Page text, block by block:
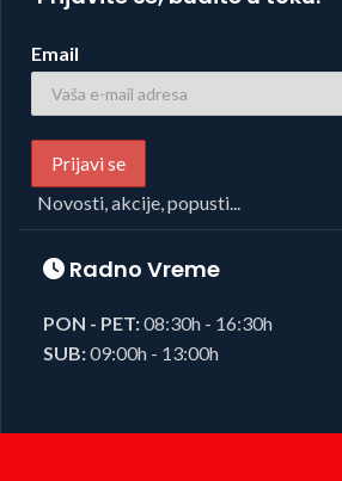
Email
Novosti, akcije, popusti...
Radno Vreme
PON - PET:08:30h - 16:30h
SUB:09:00h - 13:00h